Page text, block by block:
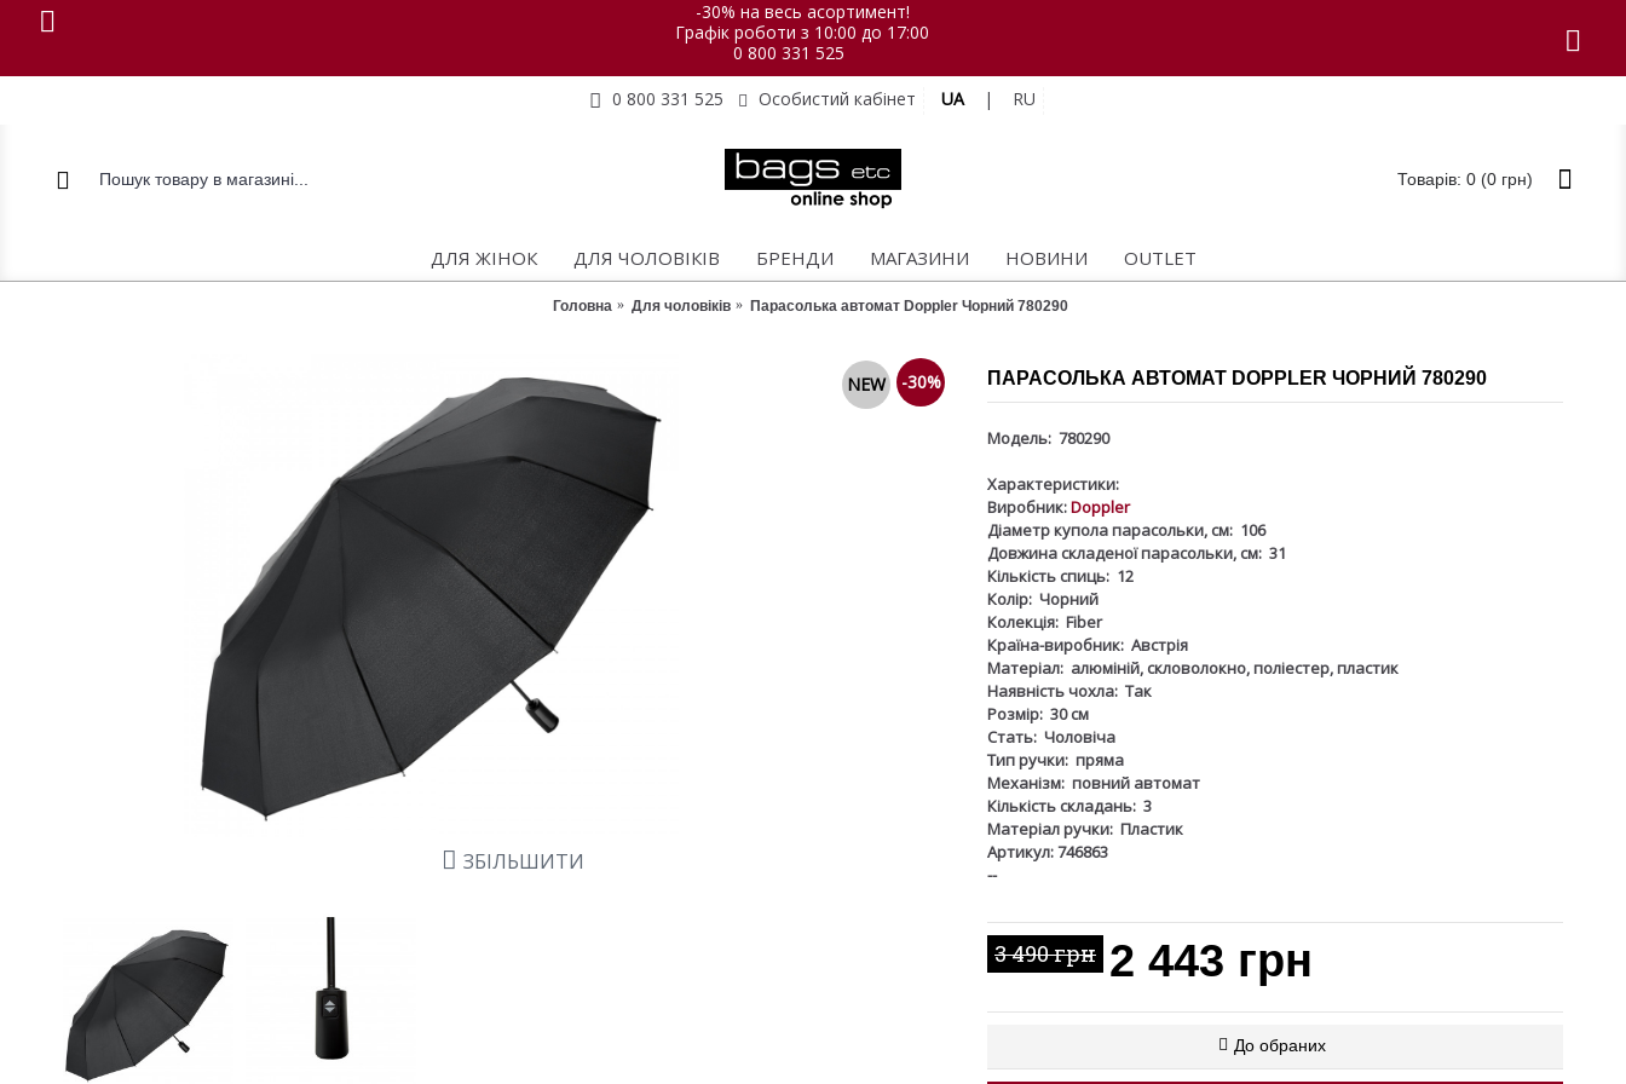
-30% на весь асортимент!
Графік роботи з 10:00 до 17:00
0 800 331 525
0 800 331 525
Особистий кабінет UA | RU
Товарів: 0 (0 грн)
ДЛЯ ЖІНОК ДЛЯ ЧОЛОВІКІВ БРЕНДИ МАГАЗИНИ НОВИНИ OUTLET
Головна Для чоловіків Парасолька автомат Doppler Чорний 780290
-30%
NEW
ЗБІЛЬШИТИ
ПАРАСОЛЬКА АВТОМАТ DOPPLER ЧОРНИЙ 780290
Модель: 780290
Характеристики:
Виробник:Doppler
Діаметр купола парасольки, см: 106
Довжина складеної парасольки, см: 31
Кількість спиць: 12
Колір: Чорний
Колекція: Fiber
Країна-виробник: Австрія
Матеріал: алюміній, скловолокно, поліестер, пластик
Наявність чохла: Так
Розмір: 30 см
Стать: Чоловіча
Тип ручки: пряма
Механізм: повний автомат
Кількість складань: 3
Матеріал ручки: Пластик
Артикул: 746863
--
3 490 грн 2 443 грн
До обраних